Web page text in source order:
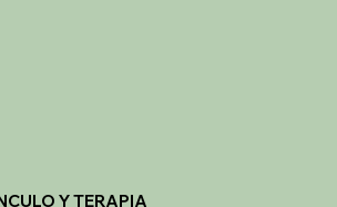
Y TERAPIA